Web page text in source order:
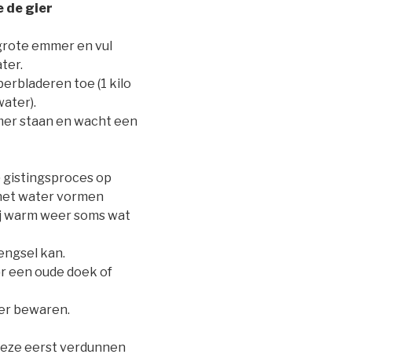
de gier
emmer en vul
toe (1 kilo
staan en wacht een
op
water vormen
warm weer soms wat
kan.
een oude doek of
bewaren.
eerst verdunnen